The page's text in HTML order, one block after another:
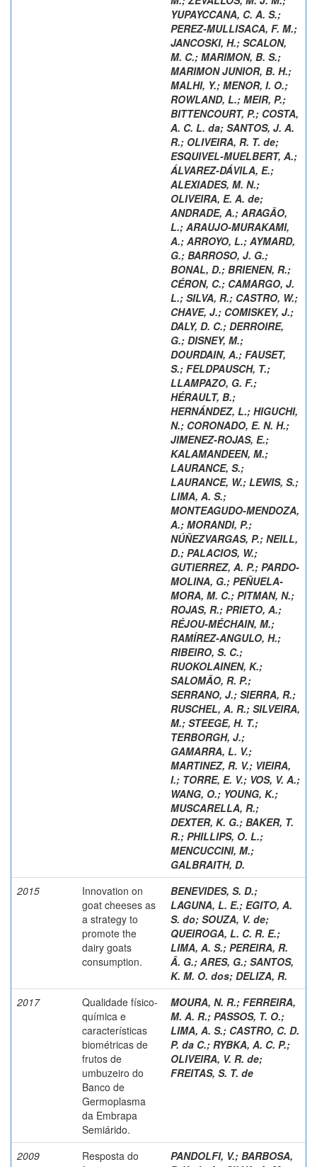
YUPAYCCANA, C. A. S.;
PEREZ-MULLISACA, F. M.;
JANCOSKI, H.; SCALON,
M. C.; MARIMON, B. S.;
MARIMON JUNIOR, B. H.;
MALHI, Y.; MENOR, I. O.;
ROWLAND, L.; MEIR, P.;
BITTENCOURT, P.; COSTA,
A. C. L. da; SANTOS, J. A.
R.; OLIVEIRA, R. T. de;
ESQUIVEL-MUELBERT, A.;
ÁLVAREZ-DÁVILA, E.;
ALEXIADES, M. N.;
OLIVEIRA, E. A. de;
ANDRADE, A.; ARAGÃO,
L.; ARAUJO-MURAKAMI,
A.; ARROYO, L.; AYMARD,
G.; BARROSO, J. G.;
BONAL, D.; BRIENEN, R.;
CÉRON, C.; CAMARGO, J.
L.; SILVA, R.; CASTRO, W.;
CHAVE, J.; COMISKEY, J.;
DALY, D. C.; DERROIRE,
G.; DISNEY, M.;
DOURDAIN, A.; FAUSET,
S.; FELDPAUSCH, T.;
LLAMPAZO, G. F.;
HÉRAULT, B.;
HERNÁNDEZ, L.; HIGUCHI,
N.; CORONADO, E. N. H.;
JIMENEZ-ROJAS, E.;
KALAMANDEEN, M.;
LAURANCE, S.;
LAURANCE, W.; LEWIS, S.;
LIMA, A. S.;
MONTEAGUDO-MENDOZA,
A.; MORANDI, P.;
NÚÑEZVARGAS, P.; NEILL,
D.; PALACIOS, W.;
GUTIERREZ, A. P.; PARDO-
MOLINA, G.; PEÑUELA-
MORA, M. C.; PITMAN, N.;
ROJAS, R.; PRIETO, A.;
RÉJOU-MÉCHAIN, M.;
RAMÍREZ-ANGULO, H.;
RIBEIRO, S. C.;
RUOKOLAINEN, K.;
SALOMÃO, R. P.;
SERRANO, J.; SIERRA, R.;
RUSCHEL, A. R.; SILVEIRA,
M.; STEEGE, H. T.;
TERBORGH, J.;
GAMARRA, L. V.;
MARTINEZ, R. V.; VIEIRA,
I.; TORRE, E. V.; VOS, V. A.;
WANG, O.; YOUNG, K.;
MUSCARELLA, R.;
DEXTER, K. G.; BAKER, T.
R.; PHILLIPS, O. L.;
MENCUCCINI, M.;
GALBRAITH, D.
2015
Innovation on
goat cheeses as
a strategy to
promote the
dairy goats
consumption.
BENEVIDES, S. D.;
LAGUNA, L. E.; EGITO, A.
S. do; SOUZA, V. de;
QUEIROGA, L. C. R. E.;
LIMA, A. S.; PEREIRA, R.
Â. G.; ARES, G.; SANTOS,
K. M. O. dos; DELIZA, R.
2017
Qualidade físico-
química e
características
biométricas de
frutos de
umbuzeiro do
Banco de
Germoplasma
da Embrapa
Semiárido.
MOURA, N. R.; FERREIRA,
M. A. R.; PASSOS, T. O.;
LIMA, A. S.; CASTRO, C. D.
P. da C.; RYBKA, A. C. P.;
OLIVEIRA, V. R. de;
FREITAS, S. T. de
2009
Resposta do
PANDOLFI, V.; BARBOSA,